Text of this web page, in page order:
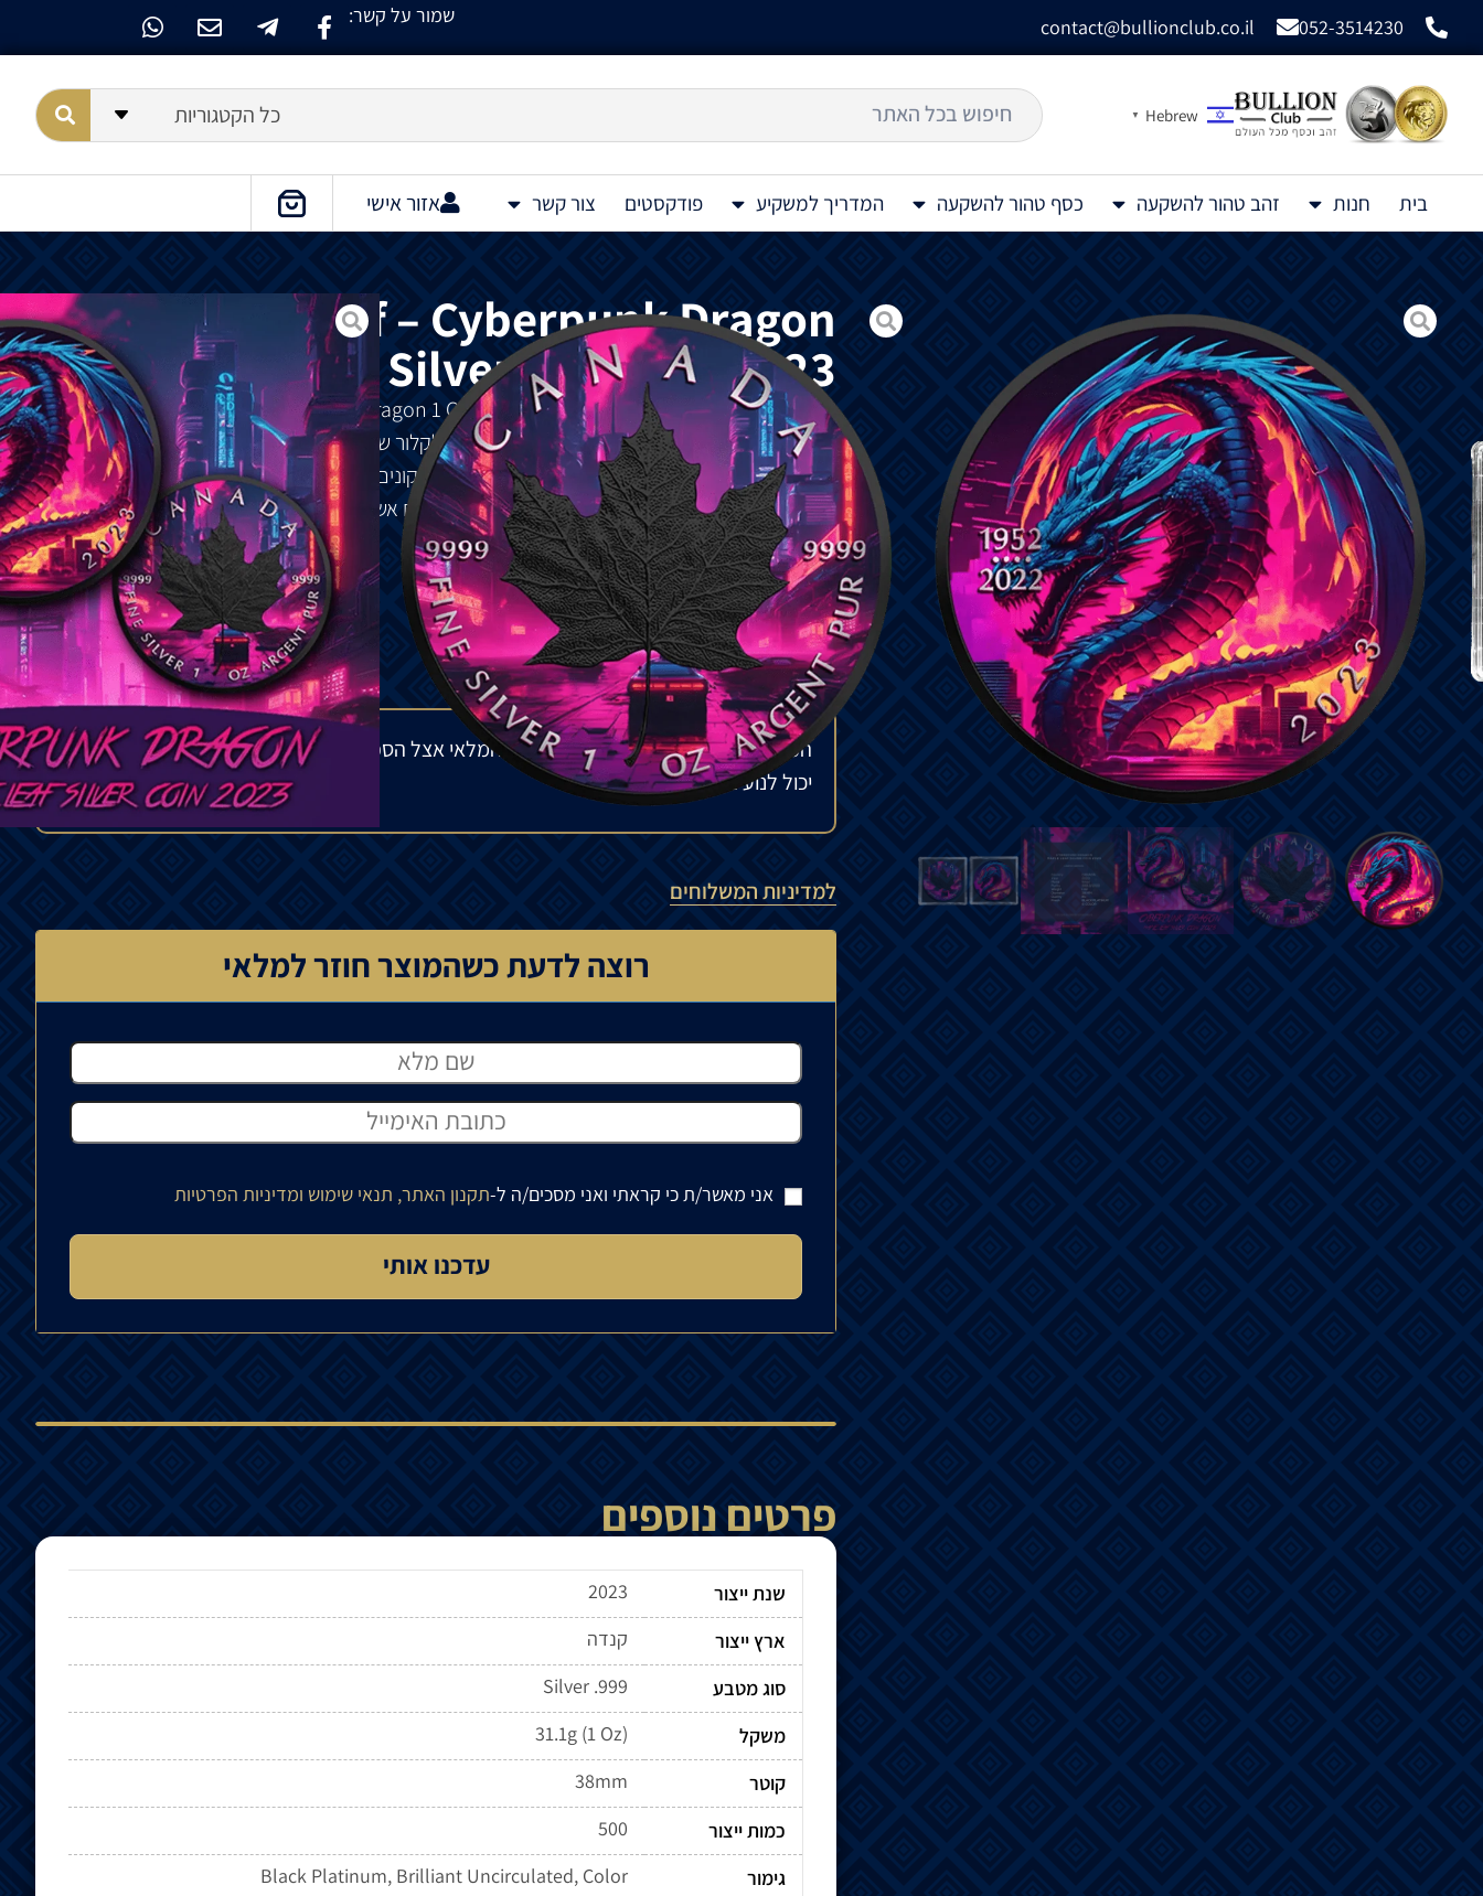
052-3514230
contact@bullionclub.co.il שמור על קשר:
Hebrew
▼ כל הקטגוריות
בית חנות זהב טהור להשקעה כסף טהור להשקעה המדריך למשקיע פודקסטים צור קשר אזור אישי
Maple Leaf – Cyberpunk Dragon
Silver Coin 1 Oz 2023
מטבע כסףצבעוניבגימור פלטינה שחורהCyberpunk Dragon 1 Oz 2023 מציג אתהסייברפאנקשל
הדרקון.דרקון יצוראגדיקסום גדול המופיעבפולקלורשל תרבויותמרובות ברחביהעולם .האמונות
לגבידרקונים משתנותבמידהניכרתביןאזורים,אך דרקונים בתרבויות המערבמאזי מי הבינייםהגבוהים
תוארולעתיםקרובותכבעליכנף,קרנייםומסוגליםלנשום אש
המטבעמגיעבמארזיחדעםתעודתהאותנטיות.
כמותמוגבלתשל500 יחידותבלבדברחביהעולם!
650
₪ להזמנה מיוחדת
המחיר עשוי להשתנות בהתאם לזמינות המלאי אצל הספק בחו"ל ולתנודות בשוק העולמי. הפער
יכול לנוע בין 15% ל-35%.
למדיניות המשלוחים
רוצה לדעת כשהמוצר חוזר למלאי
אני מאשר/ת כי קראתי ואני מסכים/ה ל-תקנון האתר, תנאי שימוש ומדיניות הפרטיות
פרטים נוספים
שנת ייצור
2023
ארץ ייצור
קנדה
סוג מטבע
Silver .999
משקל
31.1g (1 Oz)
קוטר
38mm
כמות ייצור
500
גימור
Black Platinum, Brilliant Uncirculated, Color